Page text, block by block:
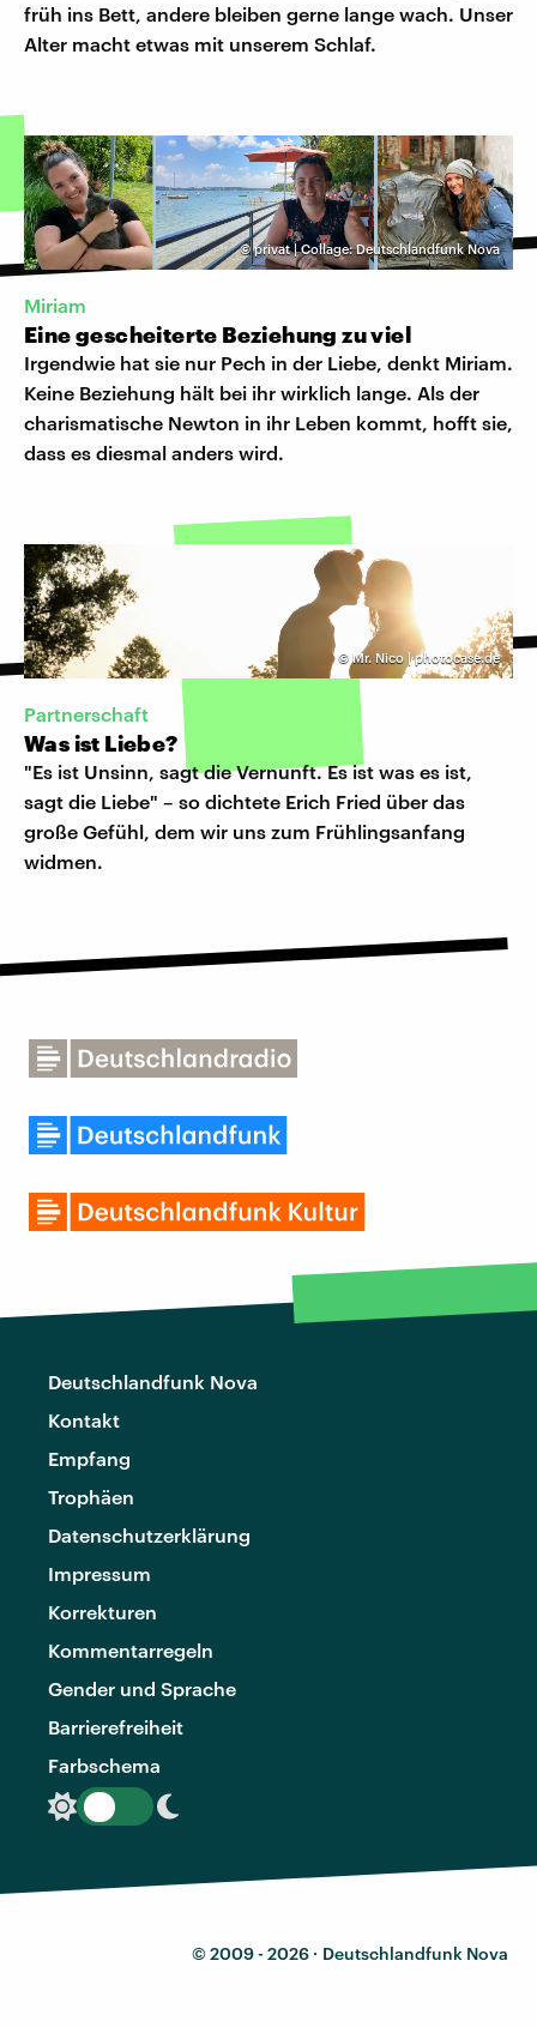
früh ins Bett, andere bleiben gerne lange wach. Unser
Alter macht etwas mit unserem Schlaf.
©privat | Collage: Deutschlandfunk Nova
Miriam
Eine gescheiterte Beziehung zu viel
Irgendwie hat sie nur Pech in der Liebe, denkt Miriam.
Keine Beziehung hält bei ihr wirklich lange. Als der
charismatische Newton in ihr Leben kommt, hofft sie,
dass es diesmal anders wird.
© Mr. Nico | photocase.de
Partnerschaft
Was ist Liebe?
"Es ist Unsinn, sagt die Vernunft. Es ist was es ist,
sagt die Liebe" – so dichtete Erich Fried über das
große Gefühl, dem wir uns zum Frühlingsanfang
widmen.
Deutschlandfunk Nova
Kontakt
Empfang
Trophäen
Datenschutzerklärung
Impressum
Korrekturen
Kommentarregeln
Gender und Sprache
Barrierefreiheit
Farbschema
© 2009 - 2026 · Deutschlandfunk Nova